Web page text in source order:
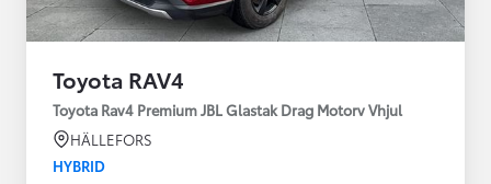
Toyota RAV4
Toyota Rav4 Premium JBL Glastak Drag Motorv Vhjul
HÄLLEFORS
HYBRID